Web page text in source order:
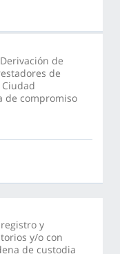
de
de
de compromiso
y
y/o con
de custodia